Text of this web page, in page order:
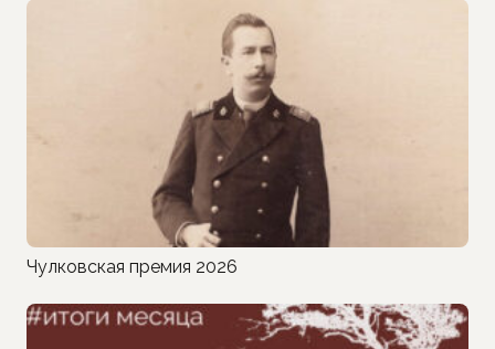
Чулковская премия 2026